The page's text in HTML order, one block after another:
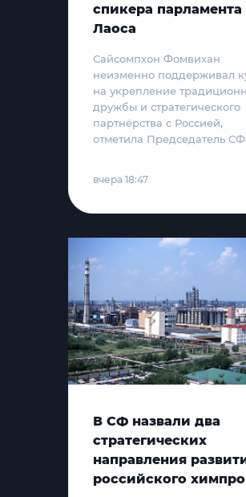
спикера парламента
Лаоса
Сайсомпхон Фомвихан
неизменно поддерживал
на укрепление
дружбы и стратегического
партнёрства с Россией,
отметила Председатель СФ
вчера 18:47
В СФ назвали два
стратегических
направления
российского